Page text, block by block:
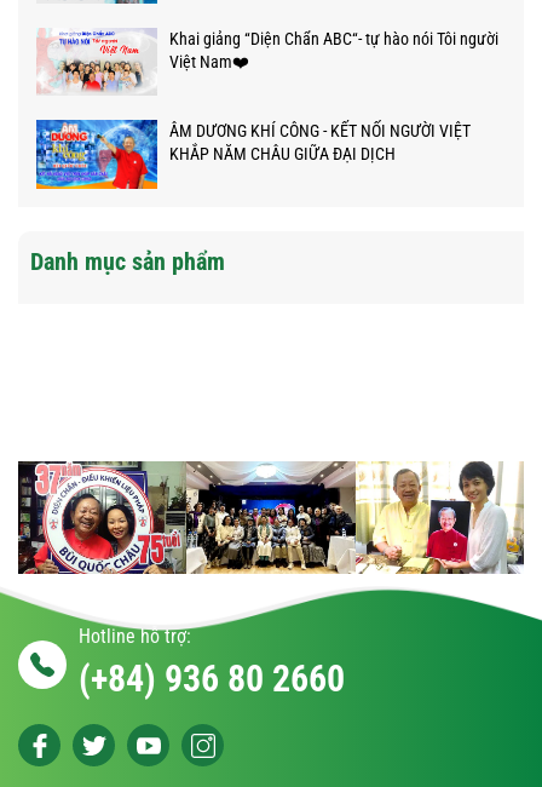
Khai giảng “Diện Chẩn ABC“- tự hào nói Tôi người
Việt Nam❤️
ÂM DƯƠNG KHÍ CÔNG - KẾT NỐI NGƯỜI VIỆT
KHẮP NĂM CHÂU GIỮA ĐẠI DỊCH
Danh mục sản phẩm
Hotline hỗ trợ:
(+84) 936 80 2660